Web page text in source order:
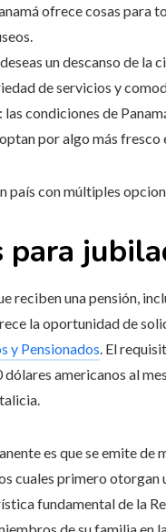
ofrece cosas para
un descanso de la
de servicios y
condiciones de
por algo más fresco
país con múltiples
para
reciben una pensión,
la oportunidad de
y Pensionados. El
americanos al
es que se emite de
cuales primero
fundamental de la